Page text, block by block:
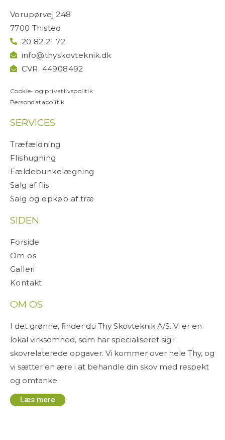
Vorupørvej 248
7700 Thisted
20 82 21 72
info@thyskovteknik.dk
CVR. 44908492
Cookie- og privatlivspolitik
Persondatapolitik
SERVICES
Træfældning
Flishugning
Fældebunkelægning
Salg af flis
Salg og opkøb af træ
SIDEN
Forside
Om os
Galleri
Kontakt
OM OS
I det grønne, finder du Thy Skovteknik A/S. Vi er en
lokal virksomhed, som har specialiseret sig i
skovrelaterede opgaver. Vi kommer over hele Thy, og
vi sætter en ære i at behandle din skov med respekt
og omtanke.
Læs mere